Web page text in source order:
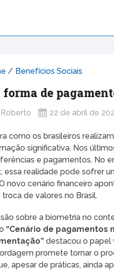
/ Benefícios Sociais
de
Roberto 22 de abril de
como os brasileiros realizam
significativa. Nos
e pagamentos. No
, essa realidade pode sofrer
novo cenário financeiro
de valores no Brasil.
sobre a biometria no
“Cenário de pagamentos
destacou o papel
promete tornar o
apesar de práticas, ainda